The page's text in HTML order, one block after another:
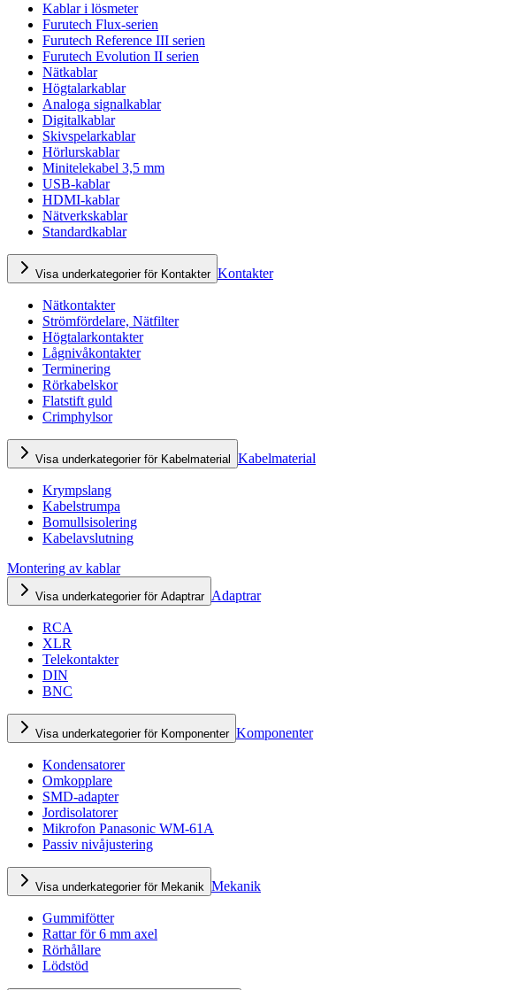
Kablar i lösmeter
Furutech Flux-serien
Furutech Reference III serien
Furutech Evolution II serien
Nätkablar
Högtalarkablar
Analoga signalkablar
Digitalkablar
Skivspelarkablar
Hörlurskablar
Minitelekabel 3,5 mm
USB-kablar
HDMI-kablar
Nätverkskablar
Standardkablar
Visa underkategorier för Kontakter Kontakter
Nätkontakter
Strömfördelare, Nätfilter
Högtalarkontakter
Lågnivåkontakter
Terminering
Rörkabelskor
Flatstift guld
Crimphylsor
Visa underkategorier för Kabelmaterial Kabelmaterial
Krympslang
Kabelstrumpa
Bomullsisolering
Kabelavslutning
Montering av kablar
Visa underkategorier för Adaptrar Adaptrar
RCA
XLR
Telekontakter
DIN
BNC
Visa underkategorier för Komponenter Komponenter
Kondensatorer
Omkopplare
SMD-adapter
Jordisolatorer
Mikrofon Panasonic WM-61A
Passiv nivåjustering
Visa underkategorier för Mekanik Mekanik
Gummifötter
Rattar för 6 mm axel
Rörhållare
Lödstöd